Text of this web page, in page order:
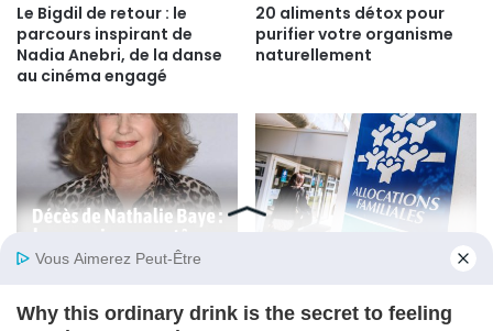
Le Bigdil de retour : le
parcours inspirant de
Nadia Anebri, de la danse
au cinéma engagé
20 aliments détox pour
purifier votre organisme
naturellement
Nathalie Baye souffrait de
: cette pathologie qu’elle
combattait en silence
Prime d’activité 2026 : ce
la revalorisation
(montants, conditions,